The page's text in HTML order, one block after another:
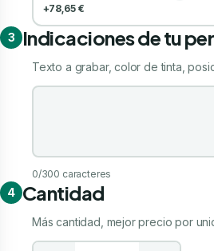
+78,65 €
3 Indicaciones de tu
Texto a grabar, color de tinta,
Indicaciones de tu
0/300 caracteres
4 Cantidad
Más cantidad, mejor precio por